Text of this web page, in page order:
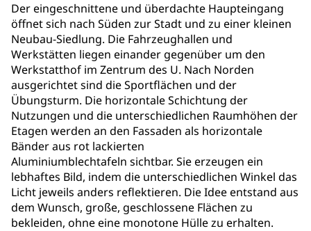
Der eingeschnittene und überdachte Haupteingang
öffnet sich nach Süden zur Stadt und zu einer kleinen
Neubau-Siedlung. Die Fahrzeughallen und
Werkstätten liegen einander gegenüber um den
Werkstatthof im Zentrum des U. Nach Norden
ausgerichtet sind die Sportflächen und der
Übungsturm. Die horizontale Schichtung der
Nutzungen und die unterschiedlichen Raumhöhen der
Etagen werden an den Fassaden als horizontale
Bänder aus rot lackierten
Aluminiumblechtafeln sichtbar. Sie erzeugen ein
lebhaftes Bild, indem die unterschiedlichen Winkel das
Licht jeweils anders reflektieren. Die Idee entstand aus
dem Wunsch, große, geschlossene Flächen zu
bekleiden, ohne eine monotone Hülle zu erhalten.